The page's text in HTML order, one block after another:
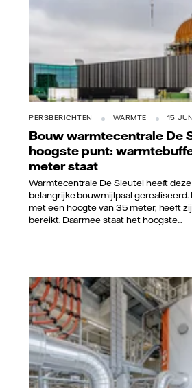
PERSBERICHTEN WARMTE 15
Bouw warmtecentrale De
hoogste punt:
meter staat
Warmtecentrale De Sleutel heeft
belangrijke bouwmijlpaal
met een hoogte van 35 meter, heeft
bereikt. Daarmee staat het hoogste...
Vattenfall/Jorrit Lousberg